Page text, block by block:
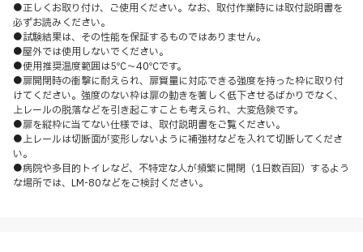
●正しくお取り付け、ご使用ください。なお、取付作業時には取付説明書を
必ずお読みください。
●試験結果は、その性能を保証するものではありません。
●屋外では使用しないでください。
●使用推奨温度範囲は5℃～40℃です。
●扉開閉時の衝撃に耐えられ、扉質量に対応できる強度を持った枠に取り付
けてください。強度のない枠は扉の動きを著しく低下させるばかりでなく、
上レールの脱落などを引き起こすことも考えられ、大変危険です。
●扉を縦枠に当てない仕様では、取付説明書をご覧ください。
●上レールは切断面が変形しないように補強材などを入れて切断してくださ
い。
●病院や多目的トイレなど、不特定な人が頻繁に開閉（1日数百回）するよう
な場所では、LM-80などをご検討ください。